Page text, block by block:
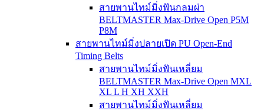
สายพานไทม์มิ่งฟันกลมผ่า
BELTMASTER Max-Drive Open P5M
P8M
สายพานไทม์มิ่งปลายเปิด PU Open-End
Timing Belts
สายพานไทม์มิ่งฟันเหลี่ยม
BELTMASTER Max-Drive Open MXL
XL L H XH XXH
สายพานไทม์มิ่งฟันเหลี่ยม